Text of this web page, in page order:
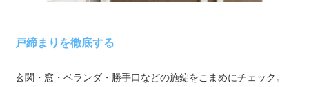
戸締まりを徹底する
玄関・窓・ベランダ・勝手口などの施錠をこまめにチェック。